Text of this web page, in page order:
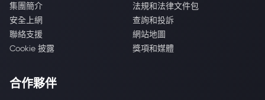
集團簡介
法規和法律文件包
安全上網
查詢和投訴
聯絡支援
網站地圖
Cookie 披露
獎項和媒體
合作夥伴